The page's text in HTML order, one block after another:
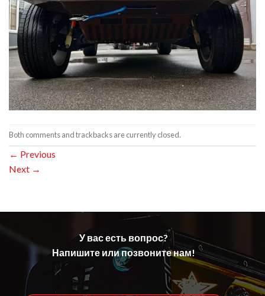
Both comments and trackbacks are currently closed.
← Previous
Next →
У вас есть вопрос?
Напишите или позвоните нам!